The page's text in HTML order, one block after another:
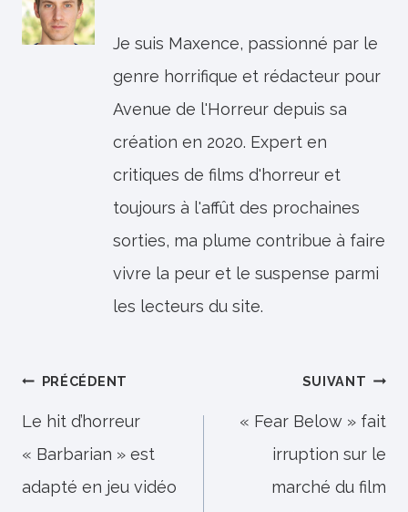
Je suis Maxence, passionné par le
genre horrifique et rédacteur pour
Avenue de l'Horreur depuis sa
création en 2020. Expert en
critiques de films d'horreur et
toujours à l'affût des prochaines
sorties, ma plume contribue à faire
vivre la peur et le suspense parmi
les lecteurs du site.
Navigation
de
l’article
PRÉCÉDENT
Le hit d’horreur
« Barbarian » est
adapté en jeu vidéo
SUIVANT
« Fear Below » fait
irruption sur le
marché du film